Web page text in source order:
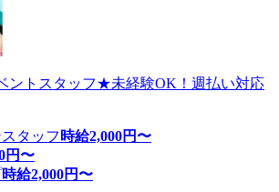
ントスタッフ★未経験OK！週払い対応
タッフ 時給2,000円〜
円〜
時給2,000円〜